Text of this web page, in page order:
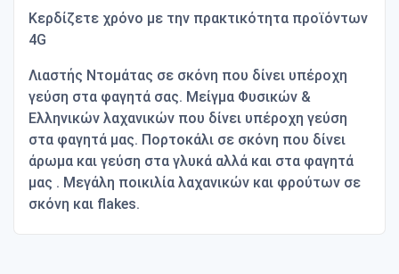
Κερδίζετε χρόνο με την πρακτικότητα προϊόντων
4G
Λιαστής Ντομάτας σε σκόνη που δίνει υπέροχη
γεύση στα φαγητά σας. Μείγμα Φυσικών &
Ελληνικών λαχανικών που δίνει υπέροχη γεύση
στα φαγητά μας. Πορτοκάλι σε σκόνη που δίνει
άρωμα και γεύση στα γλυκά αλλά και στα φαγητά
μας . Μεγάλη ποικιλία λαχανικών και φρούτων σε
σκόνη και flakes.